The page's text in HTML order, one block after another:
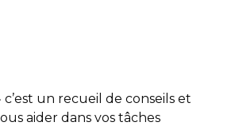
c’est un recueil de conseils et
aider dans vos tâches